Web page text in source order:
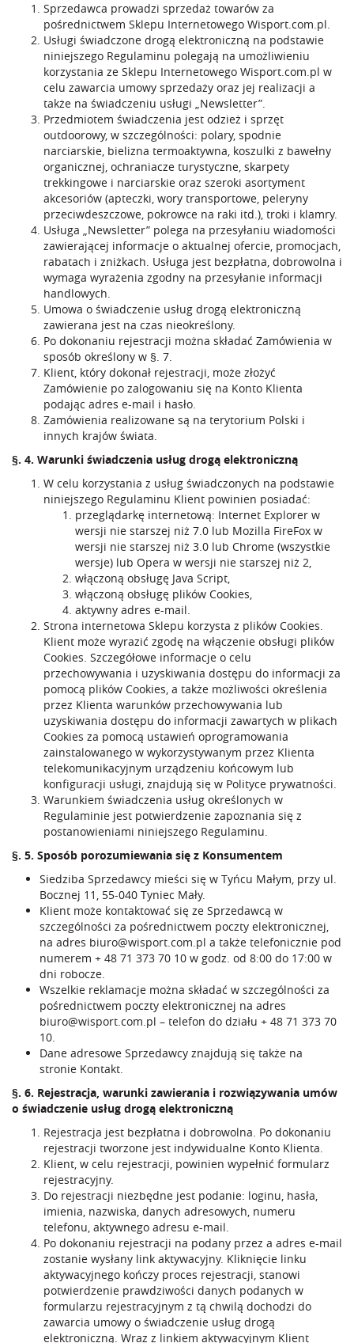
Sprzedawca prowadzi sprzedaż towarów za
pośrednictwem Sklepu Internetowego Wisport.com.pl.
Usługi świadczone drogą elektroniczną na podstawie
niniejszego Regulaminu polegają na umożliwieniu
korzystania ze Sklepu Internetowego Wisport.com.pl w
celu zawarcia umowy sprzedaży oraz jej realizacji a
także na świadczeniu usługi „Newsletter”.
Przedmiotem świadczenia jest odzież i sprzęt
outdoorowy, w szczególności: polary, spodnie
narciarskie, bielizna termoaktywna, koszulki z bawełny
organicznej, ochraniacze turystyczne, skarpety
trekkingowe i narciarskie oraz szeroki asortyment
akcesoriów (apteczki, wory transportowe, peleryny
przeciwdeszczowe, pokrowce na raki itd.), troki i klamry.
Usługa „Newsletter” polega na przesyłaniu wiadomości
zawierającej informacje o aktualnej ofercie, promocjach,
rabatach i zniżkach. Usługa jest bezpłatna, dobrowolna i
wymaga wyrażenia zgodny na przesyłanie informacji
handlowych.
Umowa o świadczenie usług drogą elektroniczną
zawierana jest na czas nieokreślony.
Po dokonaniu rejestracji można składać Zamówienia w
sposób określony w §. 7.
Klient, który dokonał rejestracji, może złożyć
Zamówienie po zalogowaniu się na Konto Klienta
podając adres e-mail i hasło.
Zamówienia realizowane są na terytorium Polski i
innych krajów świata.
§. 4. Warunki świadczenia usług drogą elektroniczną
W celu korzystania z usług świadczonych na podstawie
niniejszego Regulaminu Klient powinien posiadać:
przeglądarkę internetową: Internet Explorer w
wersji nie starszej niż 7.0 lub Mozilla FireFox w
wersji nie starszej niż 3.0 lub Chrome (wszystkie
wersje) lub Opera w wersji nie starszej niż 2,
włączoną obsługę Java Script,
włączoną obsługę plików Cookies,
aktywny adres e-mail.
Strona internetowa Sklepu korzysta z plików Cookies.
Klient może wyrazić zgodę na włączenie obsługi plików
Cookies. Szczegółowe informacje o celu
przechowywania i uzyskiwania dostępu do informacji za
pomocą plików Cookies, a także możliwości określenia
przez Klienta warunków przechowywania lub
uzyskiwania dostępu do informacji zawartych w plikach
Cookies za pomocą ustawień oprogramowania
zainstalowanego w wykorzystywanym przez Klienta
telekomunikacyjnym urządzeniu końcowym lub
konfiguracji usługi, znajdują się w Polityce prywatności.
Warunkiem świadczenia usług określonych w
Regulaminie jest potwierdzenie zapoznania się z
postanowieniami niniejszego Regulaminu.
§. 5. Sposób porozumiewania się z Konsumentem
Siedziba Sprzedawcy mieści się w Tyńcu Małym, przy ul.
Bocznej 11, 55-040 Tyniec Mały.
Klient może kontaktować się ze Sprzedawcą w
szczególności za pośrednictwem poczty elektronicznej,
na adres biuro@wisport.com.pl a także telefonicznie pod
numerem + 48 71 373 70 10 w godz. od 8:00 do 17:00 w
dni robocze.
Wszelkie reklamacje można składać w szczególności za
pośrednictwem poczty elektronicznej na adres
biuro@wisport.com.pl – telefon do działu + 48 71 373 70
10.
Dane adresowe Sprzedawcy znajdują się także na
stronie Kontakt.
§. 6. Rejestracja, warunki zawierania i rozwiązywania umów
o świadczenie usług drogą elektroniczną
Rejestracja jest bezpłatna i dobrowolna. Po dokonaniu
rejestracji tworzone jest indywidualne Konto Klienta.
Klient, w celu rejestracji, powinien wypełnić formularz
rejestracyjny.
Do rejestracji niezbędne jest podanie: loginu, hasła,
imienia, nazwiska, danych adresowych, numeru
telefonu, aktywnego adresu e-mail.
Po dokonaniu rejestracji na podany przez a adres e-mail
zostanie wysłany link aktywacyjny. Kliknięcie linku
aktywacyjnego kończy proces rejestracji, stanowi
potwierdzenie prawdziwości danych podanych w
formularzu rejestracyjnym z tą chwilą dochodzi do
zawarcia umowy o świadczenie usług drogą
elektroniczną. Wraz z linkiem aktywacyjnym Klient